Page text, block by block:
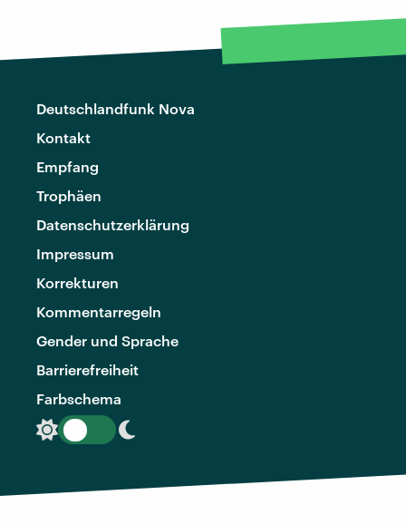
Deutschlandfunk Nova
Kontakt
Empfang
Trophäen
Datenschutzerklärung
Impressum
Korrekturen
Kommentarregeln
Gender und Sprache
Barrierefreiheit
Farbschema